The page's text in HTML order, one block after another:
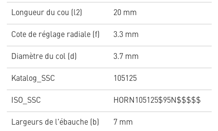
Longueur du cou (l2) 20 mm
Cote de réglage radiale (f) 3.3 mm
Diamètre du col (d) 3.7 mm
Katalog_SSC 105125
ISO_SSC HORN105125$95N$$$$$
Largeurs de l'ébauche (b) 7 mm